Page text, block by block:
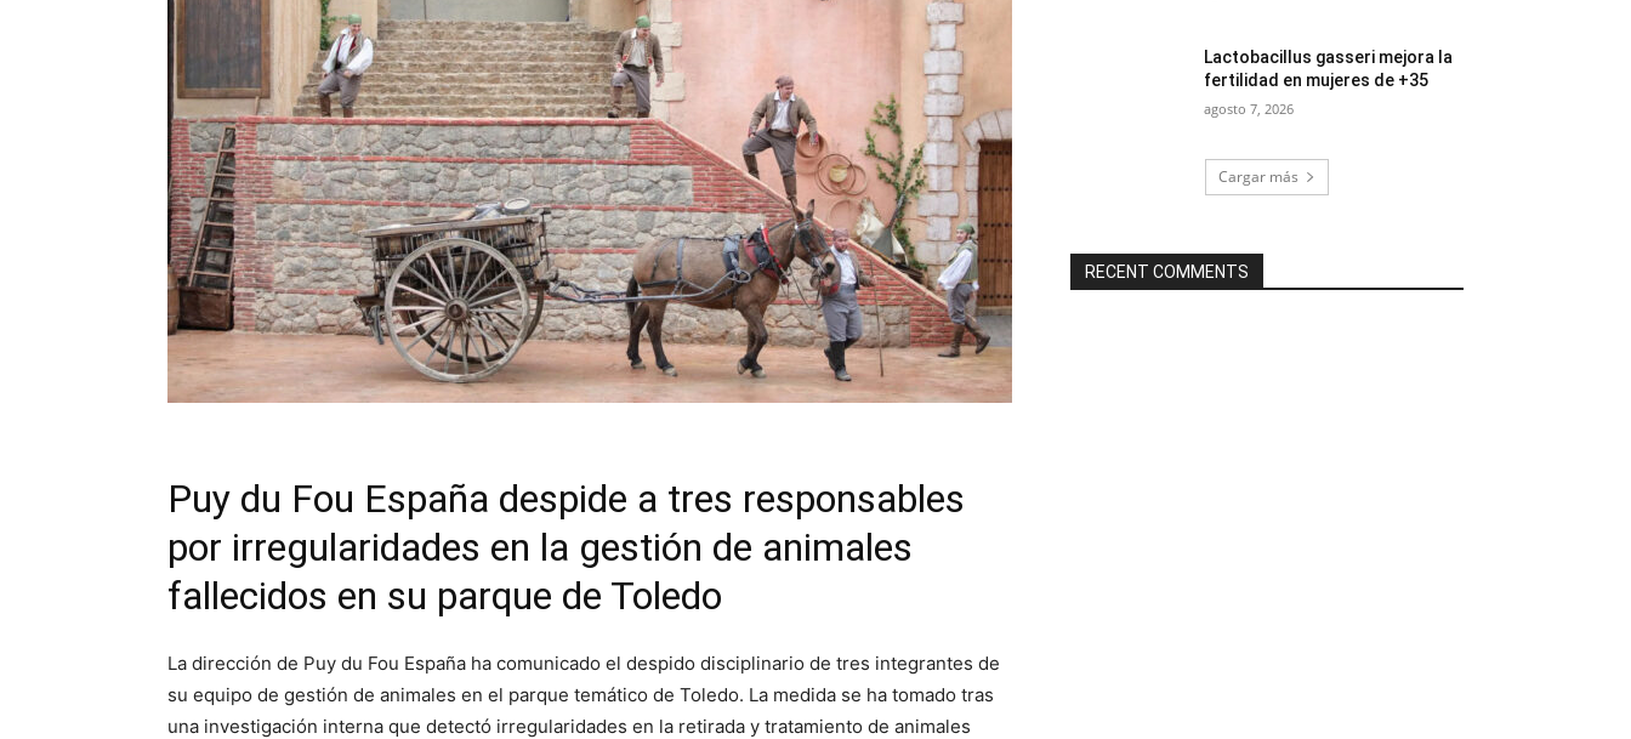
Puy du Fou España despide a tres responsables
por irregularidades en la gestión de animales
fallecidos en su parque de Toledo
La dirección de Puy du Fou España ha comunicado el despido disciplinario de tres integrantes de
su equipo de gestión de animales en el parque temático de Toledo. La medida se ha tomado tras
una investigación interna que detectó irregularidades en la retirada y tratamiento de animales
Lactobacillus gasseri mejora la
fertilidad en mujeres de +35
agosto 7, 2026
Cargar más
RECENT COMMENTS